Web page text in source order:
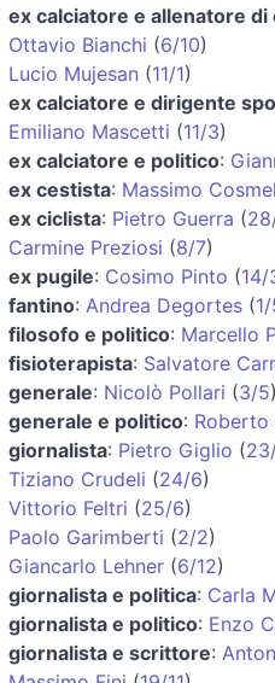
ex calciatore e allenatore di
Ottavio Bianchi (6/10)
Lucio Mujesan (11/1)
ex calciatore e dirigente
Emiliano Mascetti (11/3)
ex calciatore e politico:
ex cestista: Massimo
ex ciclista: Pietro Guerra (
Carmine Preziosi (8/7)
ex pugile: Cosimo Pinto (14/
fantino: Andrea Degortes (
filosofo e politico: Marcello
fisioterapista: Salvatore
generale: Nicolò Pollari (3/5)
generale e politico: Roberto
giornalista: Pietro Giglio (
Tiziano Crudeli (24/6)
Vittorio Feltri (25/6)
Paolo Garimberti (2/2)
Giancarlo Lehner (6/12)
giornalista e politica: Carla
giornalista e politico: Enzo
giornalista e scrittore: